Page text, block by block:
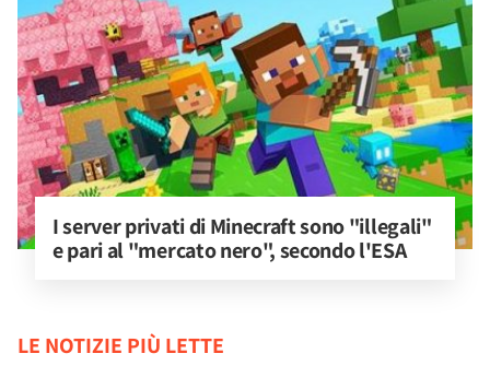
I server privati di Minecraft sono "illegali"
e pari al "mercato nero", secondo l'ESA
LE NOTIZIE PIÙ LETTE